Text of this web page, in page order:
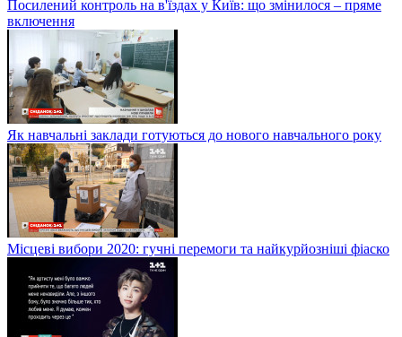
Посилений контроль на в'їздах у Київ: що змінилося – пряме
включення
Як навчальні заклади готуються до нового навчального року
Місцеві вибори 2020: гучні перемоги та найкурйозніші фіаско